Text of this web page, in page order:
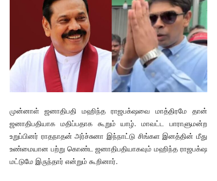
முன்னாள் ஜனாதிபதி மஹிந்த ராஜபக்‌ஷவை மாத்திரமே தான்
ஜனாதிபதியாக மதிப்பதாக கூறும் யாழ். மாவட்ட பாராளுமன்ற
உறுப்பினர் ராதநாதன் அர்ச்சுனா இந்நாட்டு சிங்கள இனத்தின் மீது
உண்மையான பற்று கொண்ட ஜனாதிபதியாகவும் மஹிந்த ராஜபக்‌ஷ
மட்டுமே இருந்தார் என்றும் கூறினார்.